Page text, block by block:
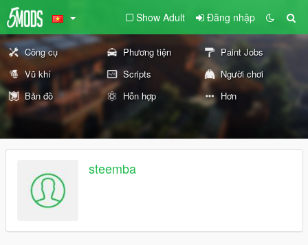
Show Adult Đăng nhập
Công cụ Phương tiện
Paint Jobs
Vũ khí
Scripts
Người chơi
Bản đồ
Hỗn hợp Hơn
steemba